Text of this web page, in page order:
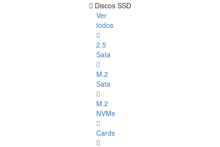
Discos SSD
Ver
todos
2.5
Sata
M.2
Sata
M.2
NVMe
Cards